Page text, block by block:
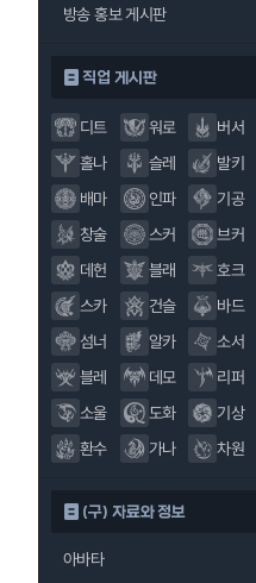
방송 홍보 게시판
직업 게시판
디트 워로
버서
홀나
슬레
발키
배마
인파
기공
창술
스커
브커
데헌
블래
호크
스카
건슬
바드
섬너
알카
소서
블레
데모
리퍼
소울
도화
기상
환수
가나 차원
(구) 자료와 정보
아바타